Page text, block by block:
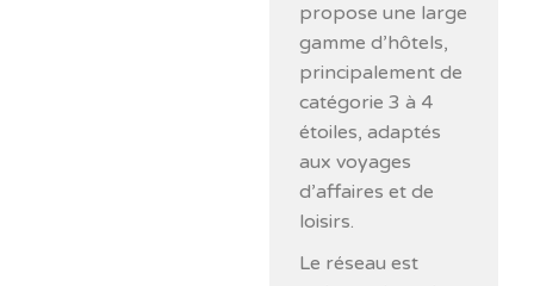
propose une large
gamme d’hôtels,
principalement de
catégorie 3 à 4
étoiles, adaptés
aux voyages
d’affaires et de
loisirs.
Le réseau est